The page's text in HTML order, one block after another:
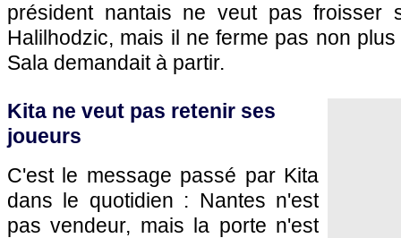
président nantais ne veut pas froisser
Halilhodzic, mais il ne ferme pas non
Sala demandait à partir.
Kita ne veut pas retenir ses
joueurs
C'est le message passé par Kita
dans le quotidien : Nantes n'est
pas vendeur, mais la porte n'est